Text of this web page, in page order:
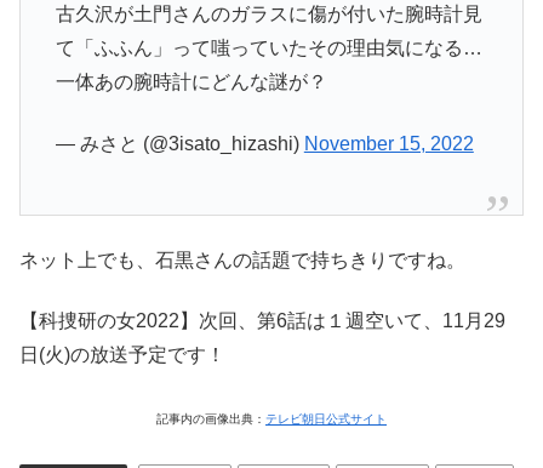
古久沢が土門さんのガラスに傷が付いた腕時計見
て「ふふん」って嗤っていたその理由気になる…
一体あの腕時計にどんな謎が？
— みさと (@3isato_hizashi) November 15, 2022
ネット上でも、石黒さんの話題で持ちきりですね。
【科捜研の女2022】次回、第6話は１週空いて、11月29
日(火)の放送予定です！
記事内の画像出典： テレビ朝日公式サイト